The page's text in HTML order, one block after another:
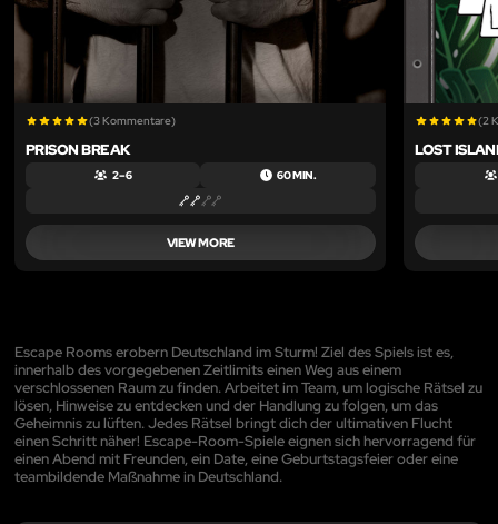
(3 Kommentare)
PRISON BREAK
2 – 6 60 MIN.
VIEW MORE
(2
LOST
Escape Rooms erobern Deutschland im Sturm! Ziel des Spiels ist es,
innerhalb des vorgegebenen Zeitlimits einen Weg aus einem
verschlossenen Raum zu finden. Arbeitet im Team, um logische Rätsel zu
lösen, Hinweise zu entdecken und der Handlung zu folgen, um das
Geheimnis zu lüften. Jedes Rätsel bringt dich der ultimativen Flucht
einen Schritt näher! Escape-Room-Spiele eignen sich hervorragend für
einen Abend mit Freunden, ein Date, eine Geburtstagsfeier oder eine
teambildende Maßnahme in Deutschland.